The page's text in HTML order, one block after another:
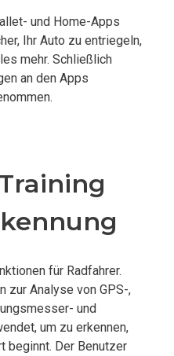
und Home-Apps
Ihr Auto zu entriegeln,
mehr. Schließlich
an den Apps
für Radfahrer.
zur Analyse von GPS-,
und
um zu erkennen,
beginnt. Der Benutzer